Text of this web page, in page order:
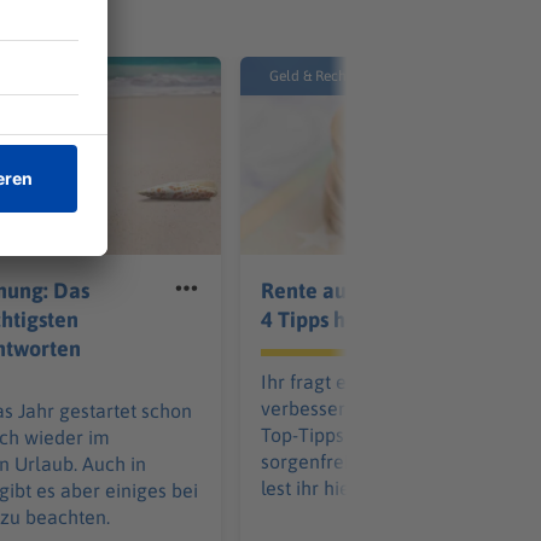
Das
Jahr gestartet schon
wieder im
Urlaub. Auch in
es aber einiges bei
beachten.
Geld & Recht
Rente aufbessern: Diese
4 Tipps helfen euch
Ihr fragt euch, wie ihr eure
verbessern könnt? Mit unseren 4
Top-Tipps baut ihr euch eine
sorgenfreie Zukunft auf. Mehr
lest ihr hier.